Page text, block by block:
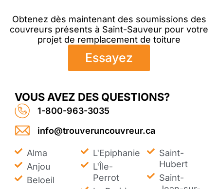
Obtenez dès maintenant des soumissions des
couvreurs présents à Saint-Sauveur pour votre
projet de remplacement de toiture
Essayez
VOUS AVEZ DES QUESTIONS?
1-800-963-3035
info@trouveruncouvreur.ca
Alma
Anjou
Beloeil
L'Epiphanie
L'Île-
Perrot
Saint-
Hubert
Saint-